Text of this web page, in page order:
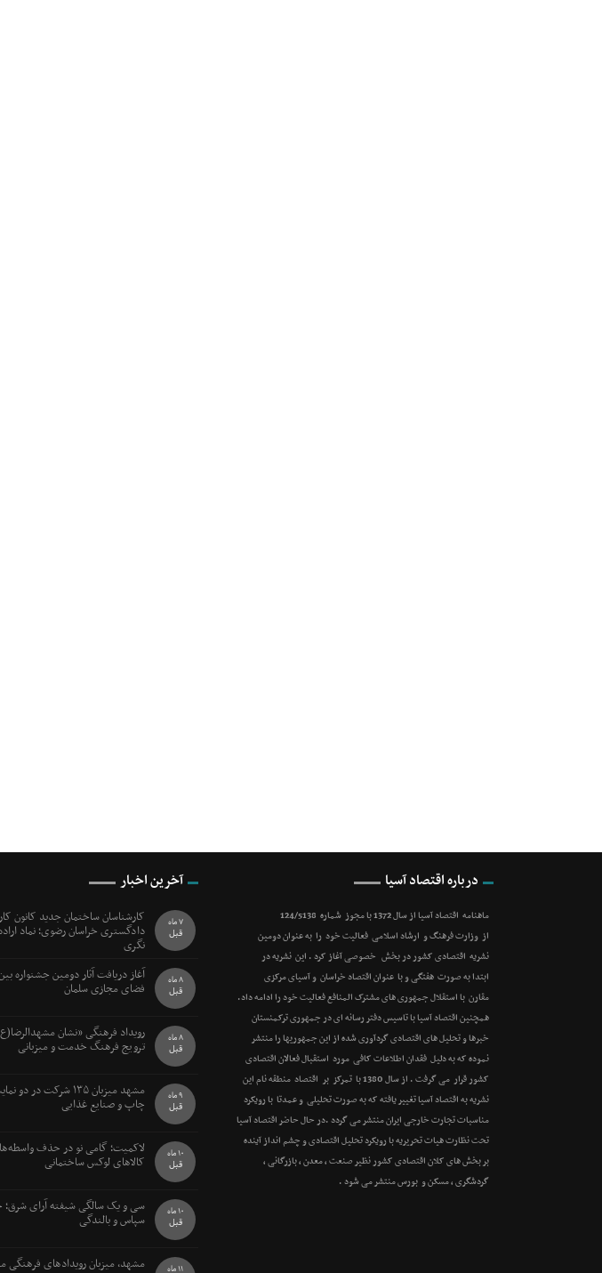
درباره اقتصاد آسیا
ماهنامه اقتصاد آسیا از سال 1372 با مجوز شماره 124/5138
از وزارت فرهنگ و ارشاد اسلامی فعالیت خود را به عنوان دومین
نشریه اقتصادی کشور در بخش خصوصی آغاز کرد . این نشریه در
ابتدا به صورت هفتگی و با عنوان اقتصاد خراسان و آسیای مرکزی
مقارن با استقلال جمهوری های مشترک المنافع فعالیت خود را ادامه داد.
همچنین اقتصاد آسیا با تاسیس دفتر رسانه ای در جمهوری ترکمنستان
خبرها و تحلیل های اقتصادی گردآوری شده از این جمهوریها را منتشر
نموده که به دلیل فقدان اطلاعات کافی مورد استقبال فعالان اقتصادی
کشور قرار می گرفت . از سال 1380 با تمرکز بر اقتصاد منطقه نام این
نشریه به اقتصاد آسیا تغییر یافته که به صورت تحلیلی و عمدتا با رویکرد
مناسبات تجارت خارجی ایران منتشر می گردد .در حال حاضر اقتصاد آسیا
تحت نظارت هیات تحریریه با رویکرد تحلیل اقتصادی و چشم انداز آینده
بر بخش های کلان اقتصادی کشور نظیر صنعت ، معدن ، بازرگانی ،
گردشگری ، مسکن و بورس منتشر می شود .
آخرین اخبار
کارشناسان ساختمان جدید کانون
دادگستری خراسان رضوی؛ نماد
نگری
7 ماه
قبل
آغاز دریافت آثار دومین جشنواره
فضای مجازی سلمان 8 ماه
قبل
رویداد فرهنگی «نشان
ترویج فرهنگ خدمت و میزبانی 8 ماه
قبل
مشهد میزبان ۱۳۵ شرکت
چاپ و صنایع غذایی 9 ماه
قبل
لاکمیت؛ گامی نو در حذف
کالاهای لوکس ساختمانی 10 ماه
قبل
سی و یک سالگی شیفته آرای
سپاس و بالندگی 10 ماه
قبل
مشهد، میزبان رویدادهای فرهنگی 11 ماه